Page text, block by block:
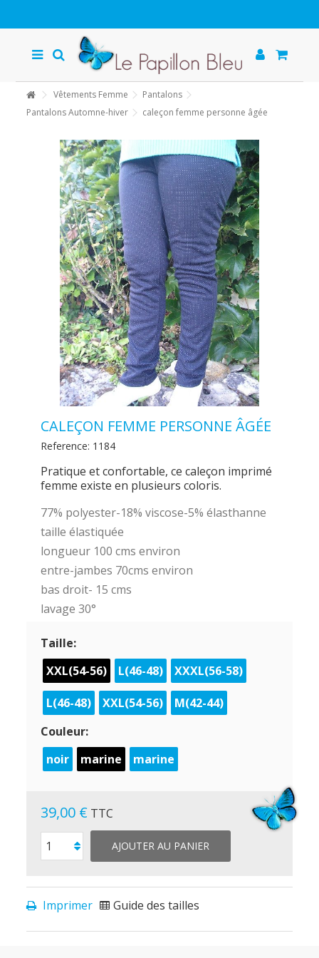
Vêtements Femme
Pantalons
Pantalons Automne-hiver
caleçon femme personne âgée
CALEÇON FEMME PERSONNE ÂGÉE
Reference: 1184
Pratique et confortable, ce caleçon imprimé
femme existe en plusieurs coloris.
77% polyester-18% viscose-5% élasthanne
taille élastiquée
longueur 100 cms environ
entre-jambes 70cms environ
bas droit- 15 cms
lavage 30°
Taille:
XXL(54-56)
L(46-48) XXXL(56-58)
L(46-48) XXL(54-56)
M(42-44)
Couleur:
noir
marine marine
39,00 € TTC
AJOUTER AU PANIER
Imprimer Guide des tailles